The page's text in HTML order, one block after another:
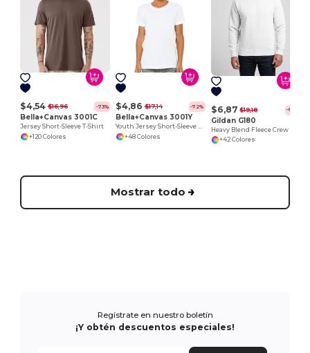
$4,54 $16,96 -73%
Bella+Canvas 3001C
Jersey Short-Sleeve T-Shirt
+120 Colores
$4,86 $17,14 -72%
Bella+Canvas 3001Y
Youth Jersey Short-Sleeve T-Shirt
+48 Colores
$6,87 $19,18 -64%
Gildan G180
Heavy Blend Fleece Crew
+42 Colores
Mostrar todo
Regístrate en nuestro boletín
¡Y obtén descuentos especiales!